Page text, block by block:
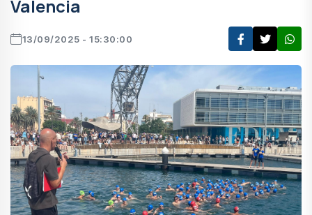
Valencia
13/09/2025 - 15:30:00